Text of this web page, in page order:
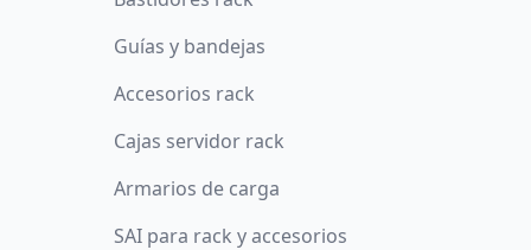
Guías y bandejas
Accesorios rack
Cajas servidor rack
Armarios de carga
SAI para rack y accesorios